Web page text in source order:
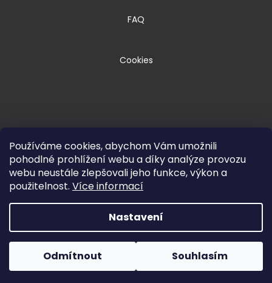
Používáme cookies, abychom Vám umožnili
pohodlné prohlížení webu a díky analýze provozu
webu neustále zlepšovali jeho funkce, výkon a
použitelnost. Více informací
Nastavení
Odmítnout Souhlasím
FAQ
Cookies
Vytvořil Shoptet Premium
Copyright 2026HPM TEC, s.r.o.
. Všechna